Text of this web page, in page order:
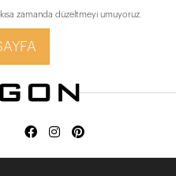
zamanda düzeltmeyi umuyoruz.